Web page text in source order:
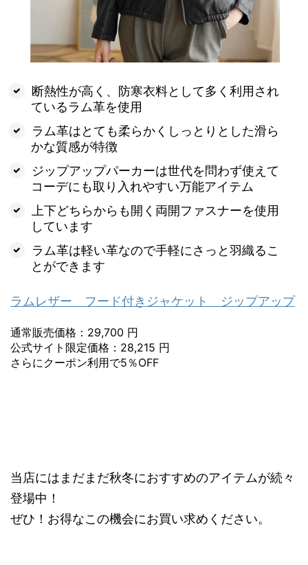
断熱性が高く、防寒衣料として多く利用され
ているラム革を使用
ラム革はとても柔らかくしっとりとした滑ら
かな質感が特徴
ジップアップパーカーは世代を問わず使えて
コーデにも取り入れやすい万能アイテム
上下どちらからも開く両開ファスナーを使用
しています
ラム革は軽い革なので手軽にさっと羽織るこ
とができます
ラムレザー フード付きジャケット ジップアップ
通常販売価格：29,700 円
公式サイト限定価格：28,215 円
さらにクーポン利用で5％OFF
当店にはまだまだ秋冬におすすめのアイテムが続々
登場中！
ぜひ！お得なこの機会にお買い求めください。